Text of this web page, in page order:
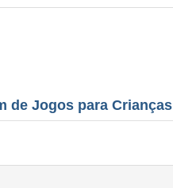
de Jogos para Crianças